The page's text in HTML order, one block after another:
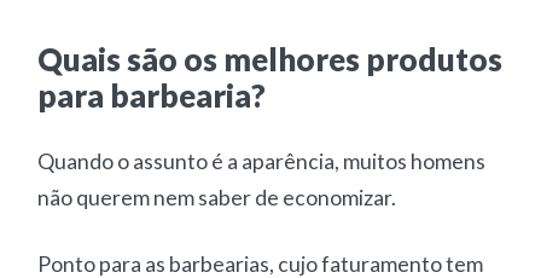
Quais são os melhores produtos
para barbearia?
Quando o assunto é a aparência, muitos homens
não querem nem saber de economizar.
Ponto para as barbearias, cujo faturamento tem